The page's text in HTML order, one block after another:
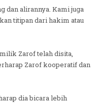
dan alirannya. Kami juga
titipan dari hakim atau
Zarof telah disita,
Zarof kooperatif dan
dia bicara lebih